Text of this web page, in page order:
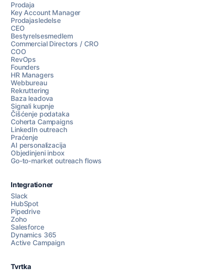
Razgovarajte s nama
Prodaja
Key Account Manager
Prodajasledelse
CEO
Bestyrelsesmedlem
Commercial Directors / CRO
COO
RevOps
Founders
HR Managers
Webbureau
Rekruttering
Baza leadova
Signali kupnje
Čišćenje podataka
Coherta Campaigns
LinkedIn outreach
Praćenje
AI personalizacija
Objedinjeni inbox
Go-to-market outreach flows
Integrationer
Slack
HubSpot
Pipedrive
Zoho
Salesforce
Dynamics 365
Active Campaign
Tvrtka